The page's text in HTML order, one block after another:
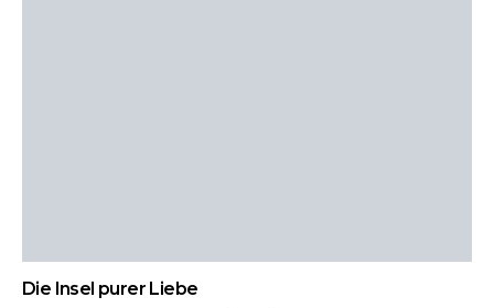
Die Insel purer Liebe